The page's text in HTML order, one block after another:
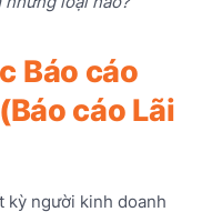
Báo cáo
cáo Lãi
kỳ người kinh doanh